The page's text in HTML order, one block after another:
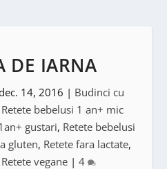
DE IARNA
14, 2016 | Budinci cu
Retete bebelusi 1 an+ mic
gustari, Retete bebelusi
gluten, Retete fara lactate,
Retete vegane| 4